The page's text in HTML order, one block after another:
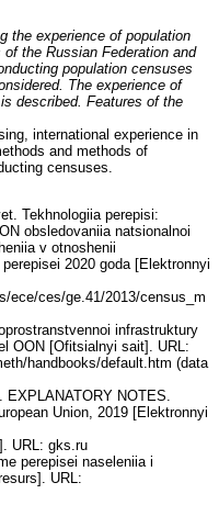
the experience of population
the Russian Federation and
population censuses
The experience of
described. Features of the
international experience in
and methods of
censuses.
Tekhnologiia perepisi:
obsledovaniia natsionalnoi
v otnoshenii
2020 goda [Elektronnyi
ece/ces/ge.41/2013/census_m
infrastruktury
OON [Ofitsialnyi sait]. URL:
handbooks/default.htm (data
EXPLANATORY NOTES.
Union, 2019 [Elektronnyi
URL: gks.ru
perepisei naseleniia i
URL: